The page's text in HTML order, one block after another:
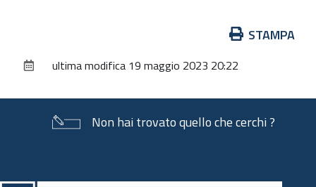
documento
STAMPA
ultima modifica 19 maggio 2023 20:22
Non hai trovato quello che cerchi ?